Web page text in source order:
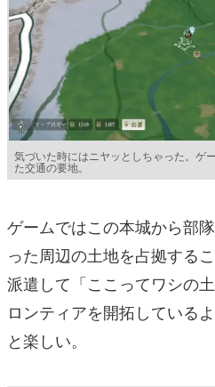
気づいた時にはニヤッとしちゃった。ゲ
た交通の要地。
ゲームではこの本城から部
った周辺の土地を占拠する
派遣して「ここってワシの
ロンティアを開拓している
と楽しい。